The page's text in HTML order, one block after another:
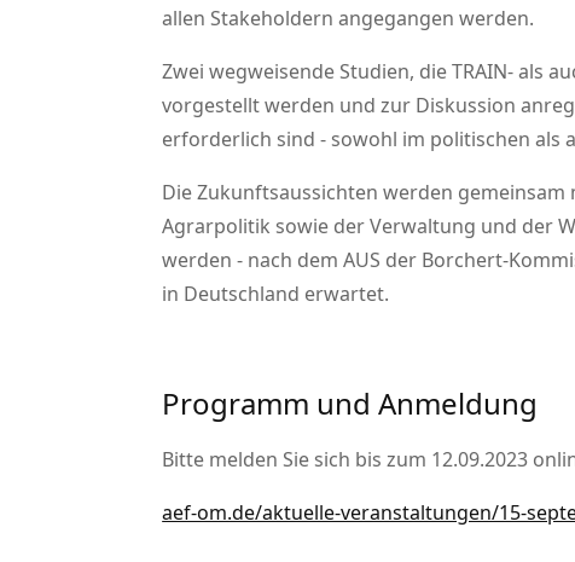
allen Stakeholdern angegangen werden.
Zwei wegweisende Studien, die TRAIN- als
vorgestellt werden und zur Diskussion
erforderlich sind - sowohl im politischen als
Die Zukunftsaussichten werden
Agrarpolitik sowie der Verwaltung und der
werden - nach dem AUS der Borchert-
in Deutschland erwartet.
Programm und Anmeldung
Bitte melden Sie sich bis zum 12.09.2023
aef-om.de/aktuelle-veranstaltungen/15-